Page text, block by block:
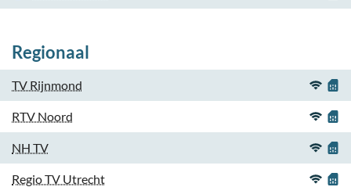
Regionaal
TV Rijnmond
RTV Noord
NH TV
Regio TV Utrecht